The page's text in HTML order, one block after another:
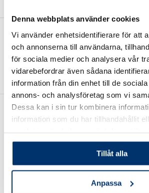
Denna webbplats använder cookies
Vi använder enhetsidentifierare för att
och annonserna till användarna,
för sociala medier och analysera vår
vidarebefordrar även sådana
information från din enhet till de
annons- och analysföretag som vi
Dessa kan i sin tur kombinera
information som du har tillhandahållit
Tillåt alla
Anpassa
Se alla artiklar
Wasa Kredit – en trygg
finansieringspartner